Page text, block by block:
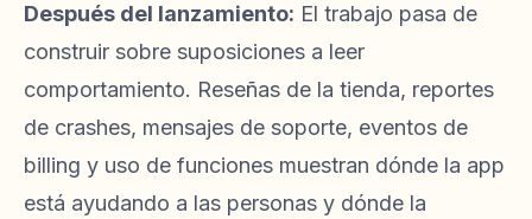
Después del lanzamiento: El trabajo pasa de
construir sobre suposiciones a leer
comportamiento. Reseñas de la tienda, reportes
de crashes, mensajes de soporte, eventos de
billing y uso de funciones muestran dónde la app
está ayudando a las personas y dónde la